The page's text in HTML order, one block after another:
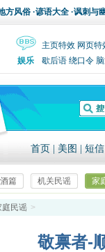
方风俗 ·谚语大全 ·讽刺与
主页特效 网页特
娱乐
歇后语 绕口令
首页 美图 短信
篇 机关民谣 家
庭民谣 >
敬禀者-